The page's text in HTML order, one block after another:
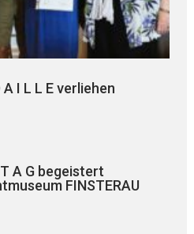
I L L E verliehen
T A G begeistert
FINSTERAU